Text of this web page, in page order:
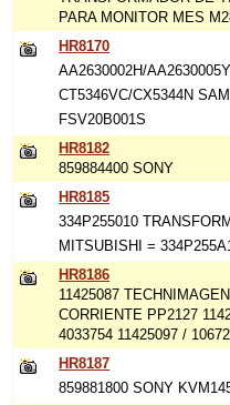
PARA MONITOR MES
HR8170
AA2630002H/
CT5346VC/CX5344N
FSV20B001S
HR8182
859884400 SONY
HR8185
334P255010
MITSUBISHI =
HR8186
11425087
CORRIENTE PP2127
4033754 11425097 /
HR8187
859881800 SONY